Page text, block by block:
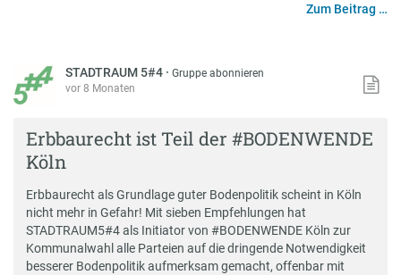
Zum Beitrag …
STADTRAUM 5#4 ·Gruppe abonnieren
vor 8 Monaten
Erbbaurecht ist Teil der #BODENWENDE
Köln
Erbbaurecht als Grundlage guter Bodenpolitik scheint in Köln
nicht mehr in Gefahr! Mit sieben Empfehlungen hat
STADTRAUM5#4 als Initiator von #BODENWENDE Köln zur
Kommunalwahl alle Parteien auf die dringende Notwendigkeit
besserer Bodenpolitik aufmerksam gemacht, offenbar mit